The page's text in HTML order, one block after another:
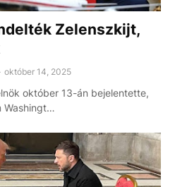
Zelenszkijt,
október 14, 2025
október 13-án bejelentette,
Washingt…